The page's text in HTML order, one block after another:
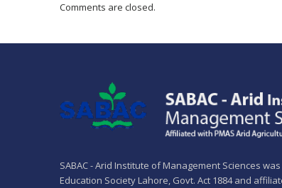
Comments are closed.
SABAC - Arid Institute of Management Sciences
Education Society Lahore, Govt. Act 1884 and